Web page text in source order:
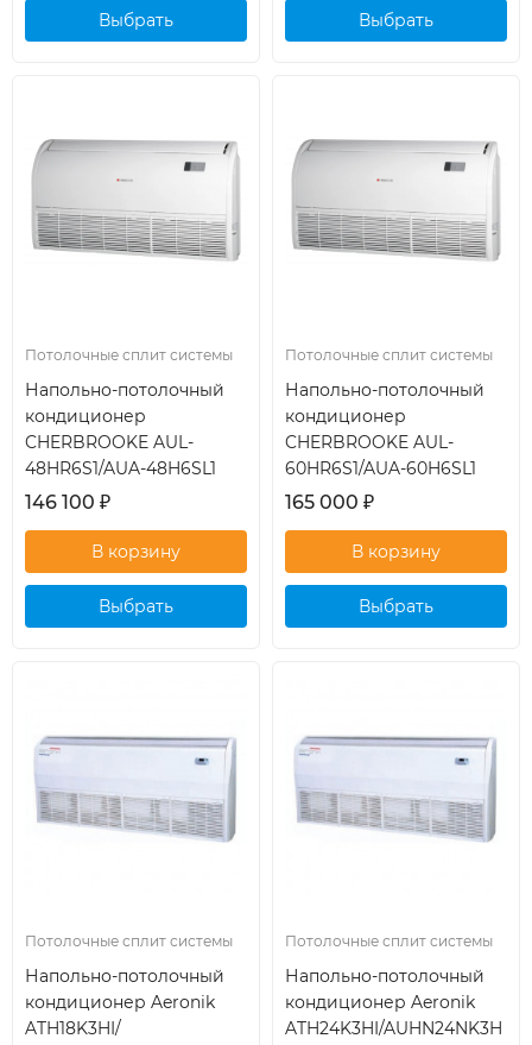
Выбрать
Выбрать
Потолочные сплит системы
Напольно-потолочный
кондиционер
CHERBROOKE AUL-
48HR6S1/AUA-48H6SL1
146 100 ₽
Выбрать
Потолочные сплит системы
Напольно-потолочный
кондиционер
CHERBROOKE AUL-
60HR6S1/AUA-60H6SL1
165 000 ₽
Выбрать
Потолочные сплит системы
Напольно-потолочный
кондиционер Aeronik
ATH18K3HI/
Потолочные сплит системы
Напольно-потолочный
кондиционер Aeronik
ATH24K3HI/AUHN24NK3H